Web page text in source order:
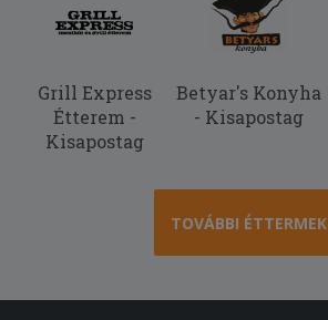
Grill Express
Étterem -
Kisapostag
Betyar's Konyha
- Kisapostag
TOVÁBBI ÉTTERMEK